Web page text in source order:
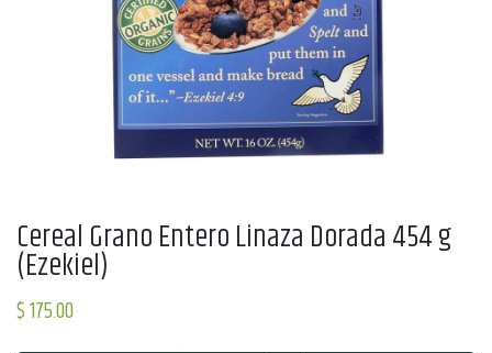
Cereal Grano Entero Linaza Dorada 454 g
(Ezekiel)
$175.00